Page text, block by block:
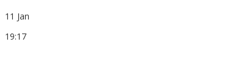
11 Jan
19:17